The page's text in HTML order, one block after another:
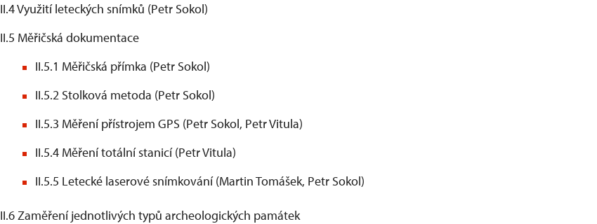
II.4 Využití leteckých snímků (Petr Sokol)
II.5 Měřičská dokumentace
II.5.1 Měřičská přímka (Petr Sokol)
II.5.2 Stolková metoda (Petr Sokol)
II.5.3 Měření přístrojem GPS (Petr Sokol, Petr Vitula)
II.5.4 Měření totální stanicí (Petr Vitula)
II.5.5 Letecké laserové snímkování (Martin Tomášek, Petr Sokol)
II.6 Zaměření jednotlivých typů archeologických památek